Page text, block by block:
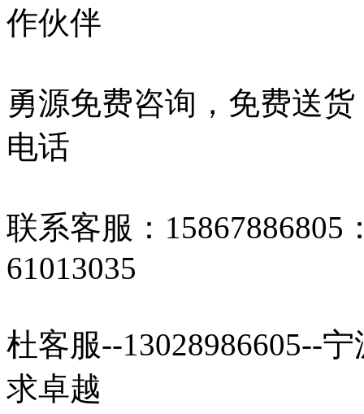
作伙伴
勇源免费咨询，免费送
电话
联系客服：15867886805
61013035
杜客服--13028986605--
求卓越